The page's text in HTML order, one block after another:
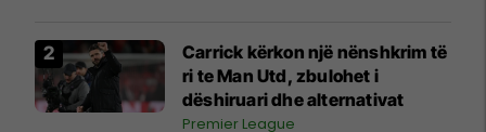
Carrick kërkon një nënshkrim të
ri te Man Utd, zbulohet i
dëshiruari dhe alternativat
Premier League